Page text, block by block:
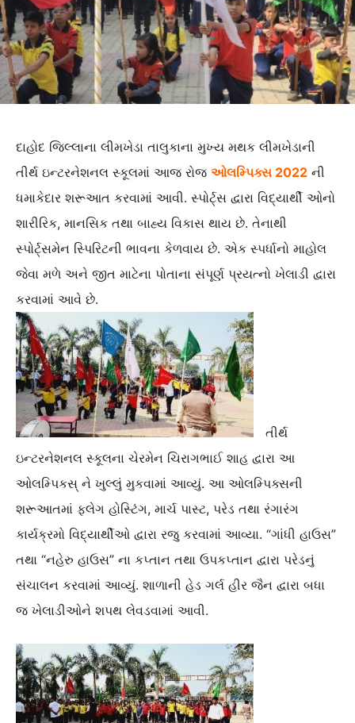
દાહોદ જિલ્લાના લીમખેડા તાલુકાના મુખ્ય મથક લીમખેડાની
તીર્થ ઇન્ટરનેશનલ સ્કૂલમાં આજ રોજ ઓલમ્પિક્સ 2022 ની
ધમાકેદાર શરૂઆત કરવામાં આવી. સ્પોર્ટ્સ દ્વારા વિદ્યાર્થી ઓનો
શારીરિક, માનસિક તથા બાહ્ય વિકાસ થાય છે. તેનાથી
સ્પોર્ટ્સમેન સ્પિરિટની ભાવના કેળવાય છે. એક સ્પર્ધાનો માહોલ
જેવા મળે અને જીત માટેના પોતાના સંપૂર્ણ પ્રયત્નો ખેલાડી દ્વારા
કરવામાં આવે છે.
તીર્થ
ઇન્ટરનેશનલ સ્કૂલના ચેરમેન ચિરાગભાઈ શાહ દ્વારા આ
ઓલમ્પિકસ્ ને ખુલ્લું મુકવામાં આવ્યું. આ ઓલમ્પિક્સની
શરૂઆતમાં ફ્લેગ હોસ્ટિંગ, માર્ચ પાસ્ટ, પરેડ તથા રંગારંગ
કાર્યક્રમો વિદ્યાર્થીઓ દ્વારા રજુ કરવામાં આવ્યા. “ગાંધી હાઉસ”
તથા “નહેરુ હાઉસ” ના કપ્તાન તથા ઉપકપ્તાન દ્વારા પરેડનું
સંચાલન કરવામાં આવ્યું. શાળાની હેડ ગર્લ હીર જૈન દ્વારા બધા
જ ખેલાડીઓને શપથ લેવડવામાં આવી.